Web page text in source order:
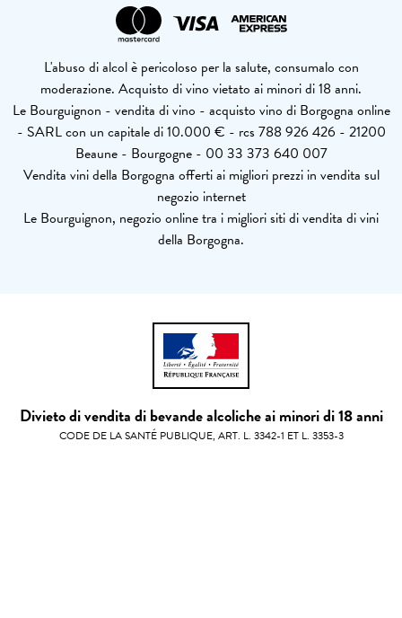
L'abuso di alcol è pericoloso per la salute, consumalo con
moderazione. Acquisto di vino vietato ai minori di 18 anni.
Le Bourguignon - vendita di vino - acquisto vino di Borgogna online
- SARL con un capitale di 10.000 € - rcs 788 926 426 - 21200
Beaune - Bourgogne - 00 33 373 640 007
Vendita vini della Borgogna offerti ai migliori prezzi in vendita sul
negozio internet
Le Bourguignon, negozio online tra i migliori siti di vendita di vini
della Borgogna.
Divieto di vendita di bevande alcoliche ai minori di 18 anni
CODE DE LA SANTÉ PUBLIQUE, ART. L. 3342-1 ET L. 3353-3